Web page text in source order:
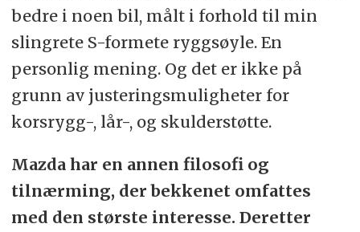
bedre i noen bil, målt i forhold til min
slingrete S-formete ryggsøyle. En
personlig mening. Og det er ikke på
grunn av justeringsmuligheter for
korsrygg-, lår-, og skulderstøtte.
Mazda har en annen filosofi og
tilnærming, der bekkenet omfattes
med den største interesse. Deretter